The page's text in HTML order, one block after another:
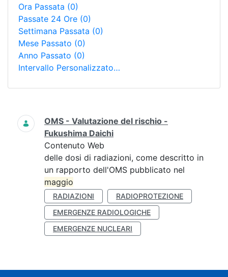
Ora Passata (0)
Passate 24 Ore (0)
Settimana Passata (0)
Mese Passato (0)
Anno Passato (0)
Intervallo Personalizzato…
Ricerca
OMS - Valutazione del rischio -
Fukushima Daichi
Contenuto Web
delle dosi di radiazioni, come descritto in
un rapporto dell'OMS pubblicato nel
maggio
RADIAZIONI
RADIOPROTEZIONE
EMERGENZE RADIOLOGICHE
EMERGENZE NUCLEARI